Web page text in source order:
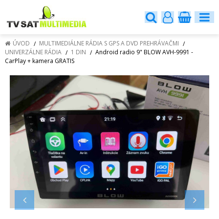
ÚVOD
MULTIMEDIÁLNE RÁDIA S GPS A DVD PREHRÁVAČMI
UNIVERZÁLNE RÁDIA
1 DIN
Android radio 9" BLOW AVH-9991 -
CarPlay + kamera GRATIS